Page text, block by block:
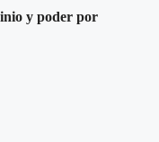
y poder por